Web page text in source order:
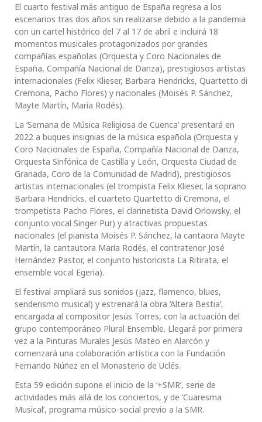
El cuarto festival más antiguo de España regresa a los
escenarios tras dos años sin realizarse debido a la pandemia
con un cartel histórico del 7 al 17 de abril e incluirá 18
momentos musicales protagonizados por grandes
compañías españolas (Orquesta y Coro Nacionales de
España, Compañía Nacional de Danza), prestigiosos artistas
internacionales (Felix Klieser, Barbara Hendricks, Quartetto di
Cremona, Pacho Flores) y nacionales (Moisés P. Sánchez,
Mayte Martín, María Rodés).
La ‘Semana de Música Religiosa de Cuenca’ presentará en
2022 a buques insignias de la música española (Orquesta y
Coro Nacionales de España, Compañía Nacional de Danza,
Orquesta Sinfónica de Castilla y León, Orquesta Ciudad de
Granada, Coro de la Comunidad de Madrid), prestigiosos
artistas internacionales (el trompista Felix Klieser, la soprano
Barbara Hendricks, el cuarteto Quartetto di Cremona, el
trompetista Pacho Flores, el clarinetista David Orlowsky, el
conjunto vocal Singer Pur) y atractivas propuestas
nacionales (el pianista Moisés P. Sánchez, la cantaora Mayte
Martín, la cantautora María Rodés, el contratenor José
Hernández Pastor, el conjunto historicista La Ritirata, el
ensemble vocal Egeria).
El festival ampliará sus sonidos (jazz, flamenco, blues,
senderismo musical) y estrenará la obra ‘Altera Bestia’,
encargada al compositor Jesús Torres, con la actuación del
grupo contemporáneo Plural Ensemble. Llegará por primera
vez a la Pinturas Murales Jesús Mateo en Alarcón y
comenzará una colaboración artística con la Fundación
Fernando Núñez en el Monasterio de Uclés.
Esta 59 edición supone el inicio de la ‘+SMR’, serie de
actividades más allá de los conciertos, y de ‘Cuaresma
Musical’, programa músico-social previo a la SMR.